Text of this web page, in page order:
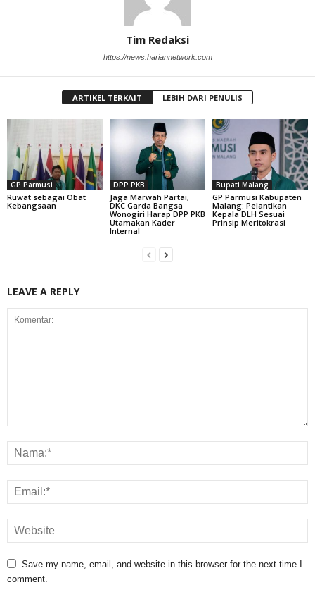
Tim Redaksi
https://news.hariannetwork.com
ARTIKEL TERKAIT LEBIH DARI PENULIS
GP Parmusi
Ruwat sebagai Obat
Kebangsaan
DPP PKB
Jaga Marwah Partai,
DKC Garda Bangsa
Wonogiri Harap DPP PKB
Utamakan Kader
Internal
Bupati Malang
GP Parmusi Kabupaten
Malang: Pelantikan
Kepala DLH Sesuai
Prinsip Meritokrasi
LEAVE A REPLY
Save my name, email, and website in this browser for the next time I
comment.